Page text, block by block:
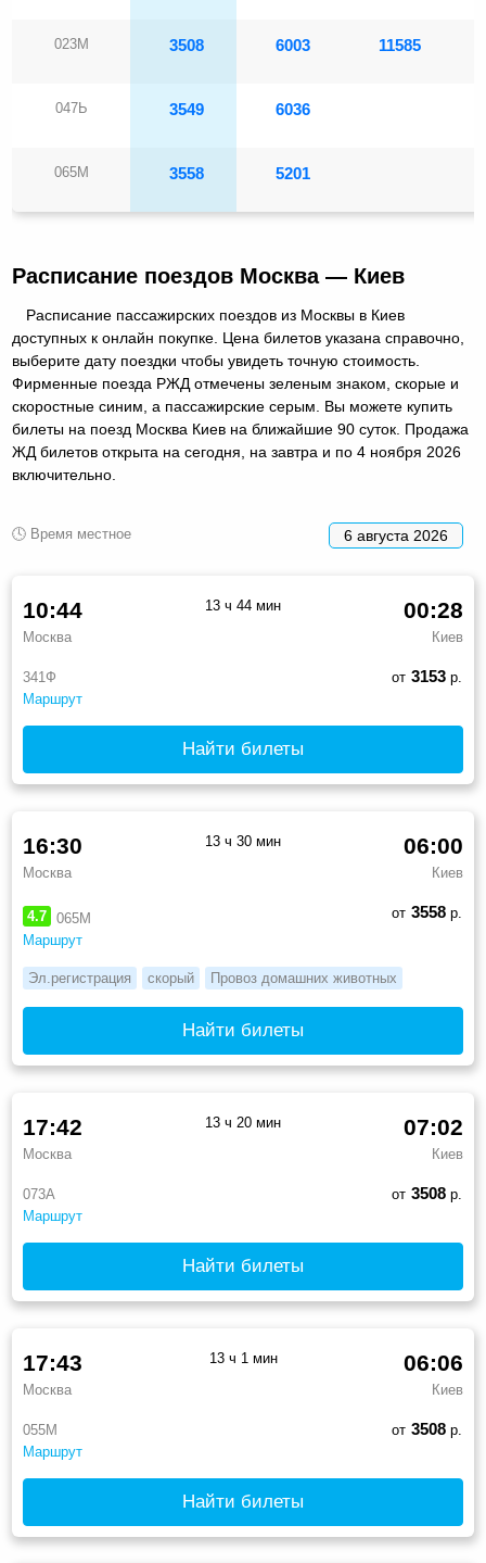
023М 3508 6003 11585
047Ь 3549 6036
065М 3558 5201
Расписание поездов Москва — Киев
Расписание пассажирских поездов из Москвы в Киев
доступных к онлайн покупке. Цена билетов указана справочно,
выберите дату поездки чтобы увидеть точную стоимость.
Фирменные поезда РЖД отмечены зеленым знаком, скорые и
скоростные синим, а пассажирские серым. Вы можете купить
билеты на поезд Москва Киев на ближайшие 90 суток. Продажа
ЖД билетов открыта на сегодня, на завтра и по 4 ноября 2026
включительно.
🕓 Время местное 6 августа 2026
341Ф
Маршрут
10:44
Москва
00:28
Киев
13 ч 44 мин
от 3153р.
Найти билеты
4.7
065М
Маршрут
16:30
Москва
06:00
Киев
13 ч 30 мин
от 3558р.
Эл.регистрация скорый Провоз домашних животных
Найти билеты
073А
Маршрут
17:42
Москва
07:02
Киев
13 ч 20 мин
от 3508р.
Найти билеты
055М
Маршрут
17:43
Москва
06:06
Киев
13 ч 1 мин
от 3508р.
Найти билеты